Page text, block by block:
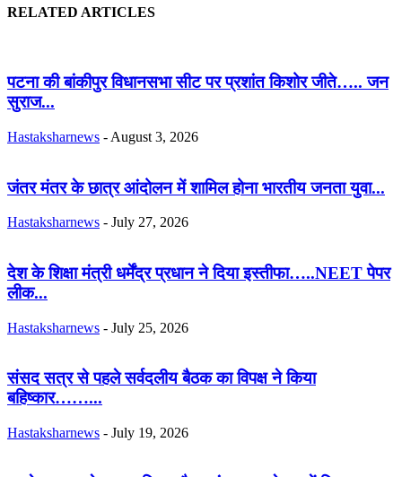
RELATED ARTICLES
पटना की बांकीपुर विधानसभा सीट पर प्रशांत किशोर जीते….. जन
सुराज...
Hastaksharnews - August 3, 2026
जंतर मंतर के छात्र आंदोलन में शामिल होना भारतीय जनता युवा...
Hastaksharnews - July 27, 2026
देश के शिक्षा मंत्री धर्मेंद्र प्रधान ने दिया इस्तीफा…..NEET पेपर
लीक...
Hastaksharnews - July 25, 2026
संसद सत्र से पहले सर्वदलीय बैठक का विपक्ष ने किया
बहिष्कार……...
Hastaksharnews - July 19, 2026